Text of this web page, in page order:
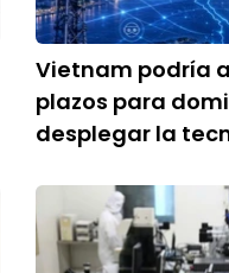
Vietnam podría
plazos para
desplegar la